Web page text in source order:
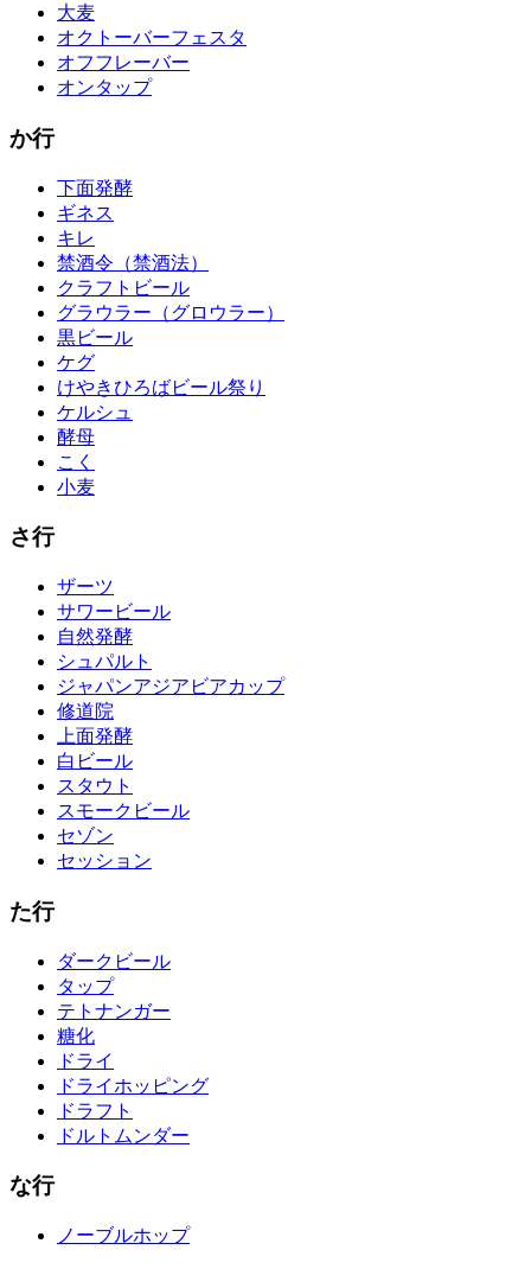
大麦
オクトーバーフェスタ
オフフレーバー
オンタップ
か行
下面発酵
ギネス
キレ
禁酒令（禁酒法）
クラフトビール
グラウラー（グロウラー）
黒ビール
ケグ
けやきひろばビール祭り
ケルシュ
酵母
こく
小麦
さ行
ザーツ
サワービール
自然発酵
シュパルト
ジャパンアジアビアカップ
修道院
上面発酵
白ビール
スタウト
スモークビール
セゾン
セッション
た行
ダークビール
タップ
テトナンガー
糖化
ドライ
ドライホッピング
ドラフト
ドルトムンダー
な行
ノーブルホップ